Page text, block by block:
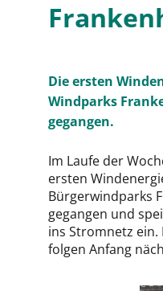
Die ersten
Windparks
gegangen.
Im Laufe der
ersten
Bürgerwindparks
gegangen und
ins Stromnetz ein.
folgen Anfang